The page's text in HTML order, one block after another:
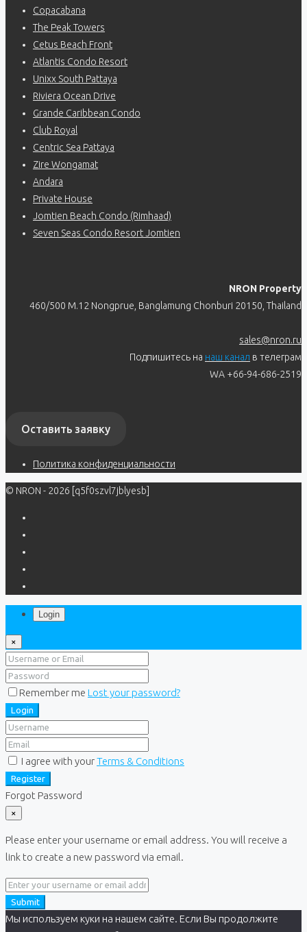
Copacabana
The Peak Towers
Cetus Beach Front
Atlantis Condo Resort
Unixx South Pattaya
Riviera Ocean Drive
Grande Caribbean Condo
Club Royal
Centric Sea Pattaya
Zire Wongamat
Andara
Private House
Jomtien Beach Condo (Rimhaad)
Seven Seas Condo Resort Jomtien
NRON Property
460/500 M.12 Nongprue, Banglamung Chonburi 20150, Thailand
sales@nron.ru
Подпишитесь на наш канал в телеграм
WA +66-94-686-2519
Оставить заявку
Политика конфиденциальности
© NRON - 2026 [q5f0szvl7jblyesb]
Login
×
Remember me Lost your password?
Login
I agree with yourTerms & Conditions
Register
Forgot Password
×
Please enter your username or email address. You will receive a
link to create a new password via email.
Submit
Мы используем куки на нашем сайте. Если Вы продолжите